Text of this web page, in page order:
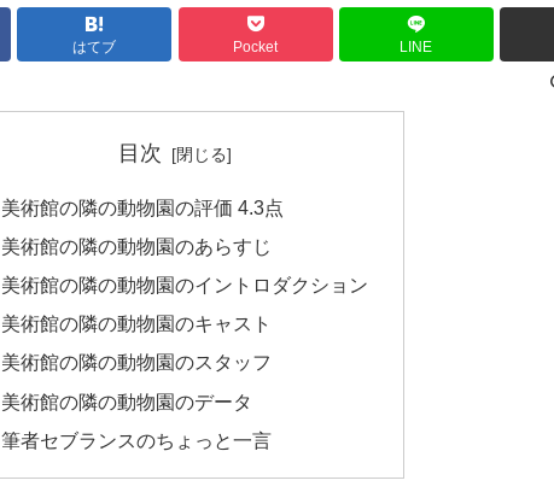
はてブ Pocket LINE
目次
美術館の隣の動物園の評価 4.3点
美術館の隣の動物園のあらすじ
美術館の隣の動物園のイントロダクション
美術館の隣の動物園のキャスト
美術館の隣の動物園のスタッフ
美術館の隣の動物園のデータ
筆者セブランスのちょっと一言